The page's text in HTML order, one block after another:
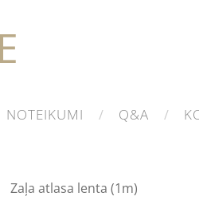
NOTEIKUMI Q&A
Zaļa atlasa lenta (1m)